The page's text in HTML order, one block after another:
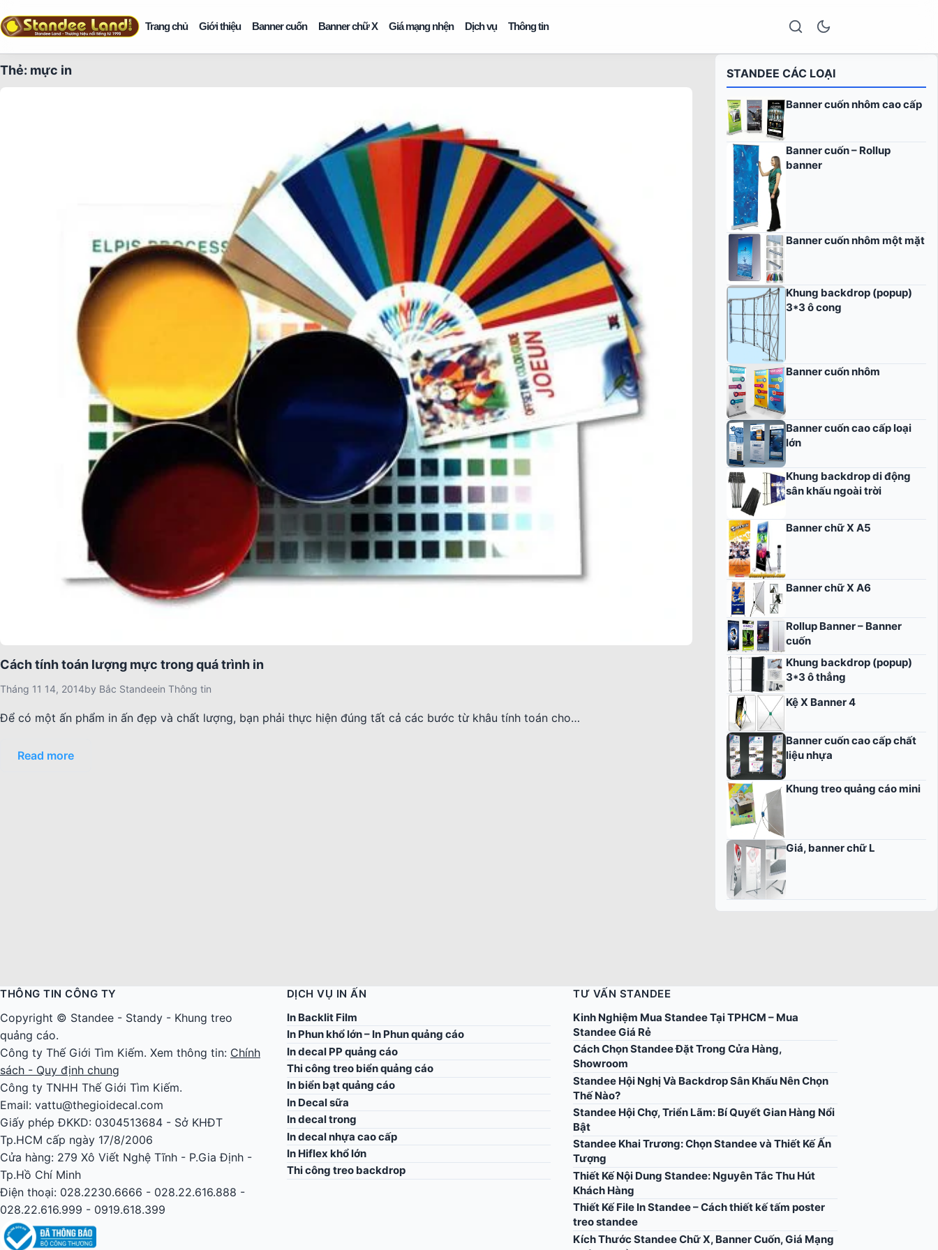
Trang chủ Giới thiệu Banner cuốn Banner chữ X Giá mạng nhện Dịch vụ Thông tin
Thẻ: mực in
Cách tính toán lượng mực trong quá trình in
Tháng 11 14, 2014by Bắc Standeein Thông tin
Để có một ấn phẩm in ấn đẹp và chất lượng, bạn phải thực hiện đúng tất cả các bước từ khâu tính toán cho…
Read more
STANDEE CÁC LOẠI
Banner cuốn nhôm cao cấp
Banner cuốn – Rollup
banner
Banner cuốn nhôm một mặt
Khung backdrop (popup)
3*3 ô cong
Banner cuốn nhôm
Banner cuốn cao cấp loại
lớn
Khung backdrop di động
sân khấu ngoài trời
Banner chữ X A5
Banner chữ X A6
Rollup Banner – Banner
cuốn
Khung backdrop (popup)
3*3 ô thẳng
Kệ X Banner 4
Banner cuốn cao cấp chất
liệu nhựa
Khung treo quảng cáo mini
Giá, banner chữ L
THÔNG TIN CÔNG TY
Copyright © Standee - Standy - Khung treo
quảng cáo.
Công ty Thế Giới Tìm Kiếm. Xem thông tin: Chính
sách - Quy định chung
Công ty TNHH Thế Giới Tìm Kiếm.
Email: vattu@thegioidecal.com
Giấy phép ĐKKD: 0304513684 - Sở KHĐT
Tp.HCM cấp ngày 17/8/2006
Cửa hàng: 279 Xô Viết Nghệ Tĩnh - P.Gia Định -
Tp.Hồ Chí Minh
Điện thoại: 028.2230.6666 - 028.22.616.888 -
028.22.616.999 - 0919.618.399
DỊCH VỤ IN ẤN
In Backlit Film
In Phun khổ lớn – In Phun quảng cáo
In decal PP quảng cáo
Thi công treo biển quảng cáo
In biển bạt quảng cáo
In Decal sữa
In decal trong
In decal nhựa cao cấp
In Hiflex khổ lớn
Thi công treo backdrop
TƯ VẤN STANDEE
Kinh Nghiệm Mua Standee Tại TPHCM – Mua
Standee Giá Rẻ
Cách Chọn Standee Đặt Trong Cửa Hàng,
Showroom
Standee Hội Nghị Và Backdrop Sân Khấu Nên Chọn
Thế Nào?
Standee Hội Chợ, Triển Lãm: Bí Quyết Gian Hàng Nổi
Bật
Standee Khai Trương: Chọn Standee và Thiết Kế Ấn
Tượng
Thiết Kế Nội Dung Standee: Nguyên Tắc Thu Hút
Khách Hàng
Thiết Kế File In Standee – Cách thiết kế tấm poster
treo standee
Kích Thước Standee Chữ X, Banner Cuốn, Giá Mạng